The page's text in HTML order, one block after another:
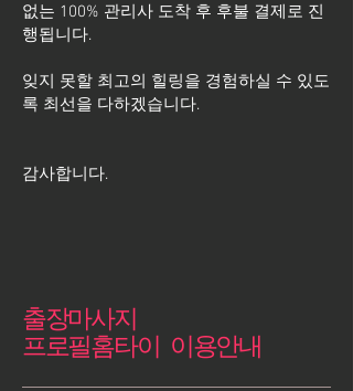
없는 100% 관리사 도착 후 후불 결제로 진
행됩니다.
잊지 못할 최고의 힐링을 경험하실 수 있도
록 최선을 다하겠습니다.
​감사합니다.
출장마사지
프로필홈타이 이용안내